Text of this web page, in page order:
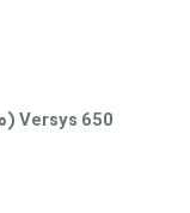
Versys 650 (مناسب برای مسیرهای کوهستانی و روستایی بوکان)